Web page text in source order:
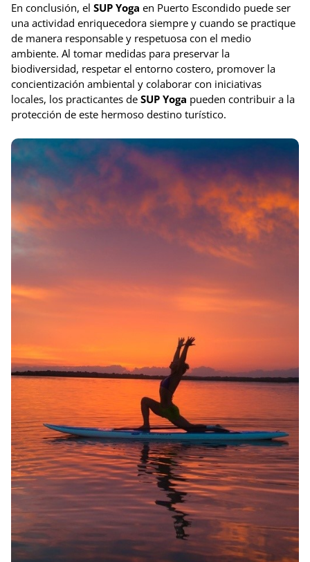
En conclusión, el SUP Yoga en Puerto Escondido puede ser
una actividad enriquecedora siempre y cuando se practique
de manera responsable y respetuosa con el medio
ambiente. Al tomar medidas para preservar la
biodiversidad, respetar el entorno costero, promover la
concientización ambiental y colaborar con iniciativas
locales, los practicantes de SUP Yoga pueden contribuir a la
protección de este hermoso destino turístico.